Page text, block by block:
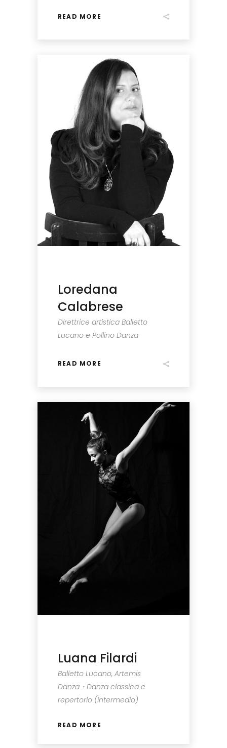
READ MORE
Loredana
Calabrese
Direttrice artistica Balletto
Lucano e Pollino Danza
READ MORE
Luana Filardi
Balletto Lucano, Artemis
Danza・Danza classica e
repertorio (intermedio)
READ MORE